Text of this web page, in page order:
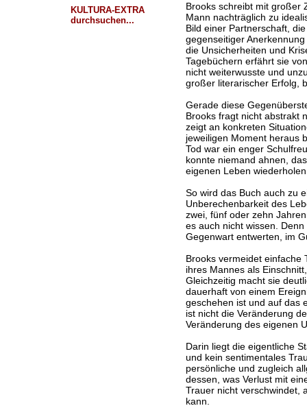
KULTURA-EXTRA
durchsuchen...
Brooks schreibt mit großer
Mann nachträglich zu
Bild einer Partnerschaft,
gegenseitiger
die Unsicherheiten und
Tagebüchern erfährt sie
nicht weiterwusste und
großer literarischer Erfolg,
Gerade diese
Brooks fragt nicht abstrakt
zeigt an konkreten
jeweiligen Moment heraus
Tod war ein enger
konnte niemand ahnen,
eigenen Leben
So wird das Buch auch zu
Unberechenbarkeit des
zwei, fünf oder zehn
es auch nicht wissen.
Gegenwart entwerten, im
Brooks vermeidet einfache
ihres Mannes als
Gleichzeitig macht sie
dauerhaft von einem
geschehen ist und auf das
ist nicht die Veränderung
Veränderung des eigenen
Darin liegt die eigentliche
und kein sentimentales
persönliche und zugleich
dessen, was Verlust mit
Trauer nicht verschwindet,
kann.